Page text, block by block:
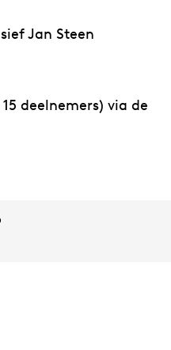
Jan Steen
deelnemers) via de